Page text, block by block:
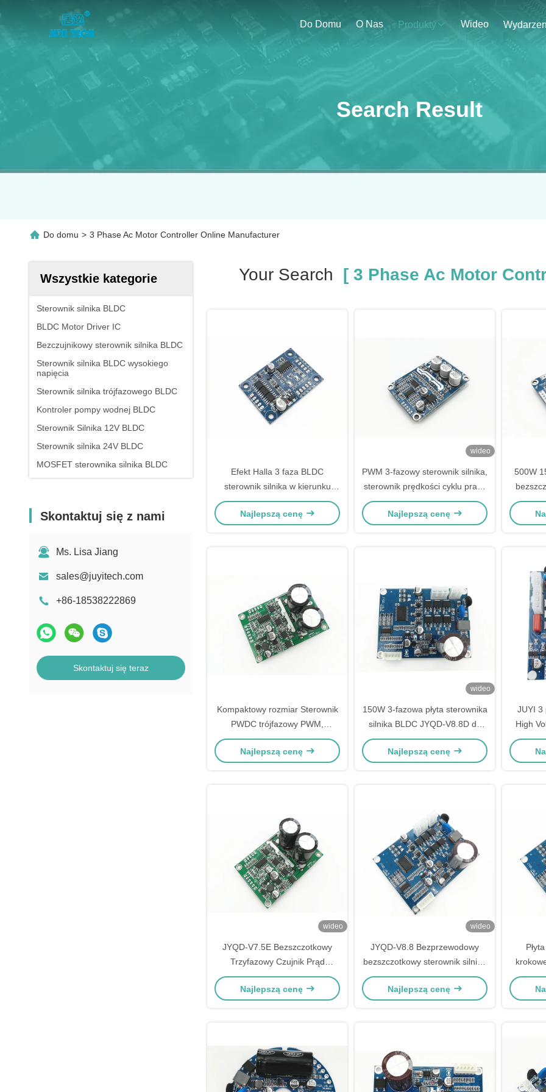
Do Domu O Nas Produkty Wideo
Search Result
Do domu > 3 Phase Ac Motor Controller Online Manufacturer
Wszystkie kategorie
Sterownik silnika BLDC
BLDC Motor Driver IC
Bezczujnikowy sterownik silnika BLDC
Sterownik silnika BLDC wysokiego
napięcia
Sterownik silnika trójfazowego BLDC
Kontroler pompy wodnej BLDC
Sterownik Silnika 12V BLDC
Sterownik silnika 24V BLDC
MOSFET sterownika silnika BLDC
Skontaktuj się z nami
Ms. Lisa Jiang
sales@juyitech.com
+86-18538222869
Skontaktuj się teraz
Your Search [ 3 Phase Ac Motor
Efekt Halla 3 faza BLDC
sterownik silnika w kierunku
obrotowym
Najlepszą cenę
wideo
PWM 3-fazowy sterownik silnika,
sterownik prędkości cyklu pracy
dla silnika bez szczotek prądu
stałego
Najlepszą cenę
500W
Kompaktowy rozmiar Sterownik
PWDC trójfazowy PWM,
sterownik prędkości 3-fazowy
Mosfet Driver
Najlepszą cenę
wideo
150W 3-fazowa płyta sterownika
silnika BLDC JYQD-V8.8D do
bezczujnikowego silnika prądu
stałego
Najlepszą cenę
JUYI 3
High
1A
wideo
JYQD-V7.5E Bezszczotkowy
Trzyfazowy Czujnik Prąd
Napędowy Sterownik Silnika
Regulator PWM 36-72V
Najlepszą cenę
wideo
JYQD-V8.8 Bezprzewodowy
bezszczotkowy sterownik silnika
DC, 3 fazy Bldc
Najlepszą cenę